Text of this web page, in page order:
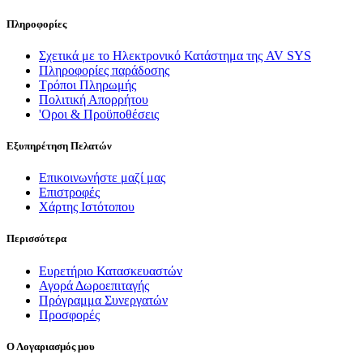
Πληροφορίες
Σχετικά με το Ηλεκτρονικό Κατάστημα της AV SYS
Πληροφορίες παράδοσης
Τρόποι Πληρωμής
Πολιτική Απορρήτου
'Οροι & Προϋποθέσεις
Εξυπηρέτηση Πελατών
Επικοινωνήστε μαζί μας
Επιστροφές
Χάρτης Ιστότοπου
Περισσότερα
Ευρετήριο Κατασκευαστών
Αγορά Δωροεπιταγής
Πρόγραμμα Συνεργατών
Προσφορές
Ο Λογαριασμός μου